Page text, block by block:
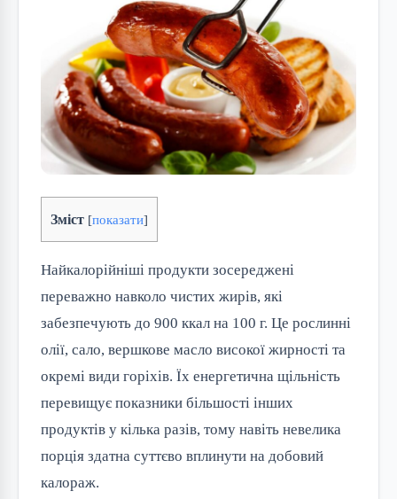
Зміст [показати]
Найкалорійніші продукти зосереджені
переважно навколо чистих жирів, які
забезпечують до 900 ккал на 100 г. Це рослинні
олії, сало, вершкове масло високої жирності та
окремі види горіхів. Їх енергетична щільність
перевищує показники більшості інших
продуктів у кілька разів, тому навіть невелика
порція здатна суттєво вплинути на добовий
калораж.